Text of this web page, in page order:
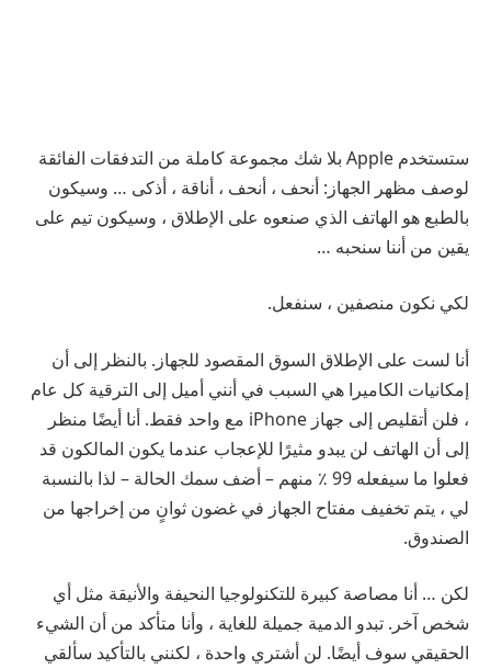
ستستخدم Apple بلا شك مجموعة كاملة من التدفقات الفائقة
لوصف مظهر الجهاز: أنحف ، أنحف ، أناقة ، أذكى … وسيكون
بالطبع هو الهاتف الذي صنعوه على الإطلاق ، وسيكون تيم على
يقين من أننا سنحبه …
لكي نكون منصفين ، سنفعل.
أنا لست على الإطلاق السوق المقصود للجهاز. بالنظر إلى أن
إمكانيات الكاميرا هي السبب في أنني أميل إلى الترقية كل عام
، فلن أتقليص إلى جهاز iPhone مع واحد فقط. أنا أيضًا منظر
إلى أن الهاتف لن يبدو مثيرًا للإعجاب عندما يكون المالكون قد
فعلوا ما سيفعله 99 ٪ منهم – أضف سمك الحالة – لذا بالنسبة
لي ، يتم تخفيف مفتاح الجهاز في غضون ثوانٍ من إخراجها من
الصندوق.
لكن … أنا مصاصة كبيرة للتكنولوجيا النحيفة والأنيقة مثل أي
شخص آخر. تبدو الدمية جميلة للغاية ، وأنا متأكد من أن الشيء
الحقيقي سوف أيضًا. لن أشتري واحدة ، لكنني بالتأكيد سألقي